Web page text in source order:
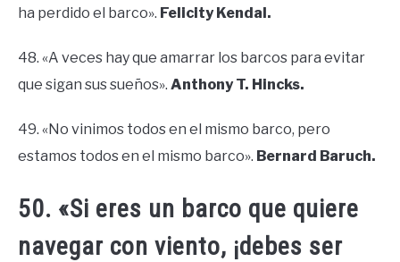
ha perdido el barco». Felicity Kendal.
48. «A veces hay que amarrar los barcos para evitar
que sigan sus sueños». Anthony T. Hincks.
49. «No vinimos todos en el mismo barco, pero
estamos todos en el mismo barco». Bernard Baruch.
50. «Si eres un barco que quiere
navegar con viento, ¡debes ser